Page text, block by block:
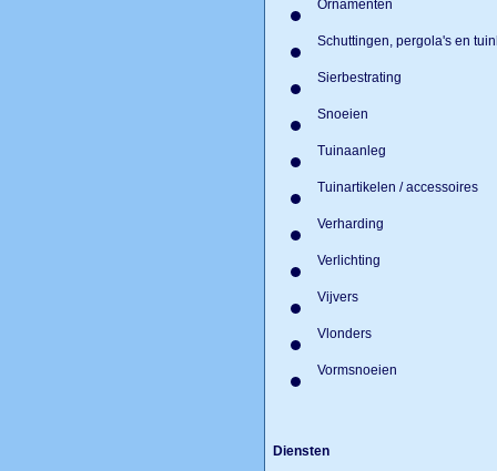
Ornamenten
Schuttingen, pergola's en
Sierbestrating
Snoeien
Tuinaanleg
Tuinartikelen / accessoires
Verharding
Verlichting
Vijvers
Vlonders
Vormsnoeien
Diensten